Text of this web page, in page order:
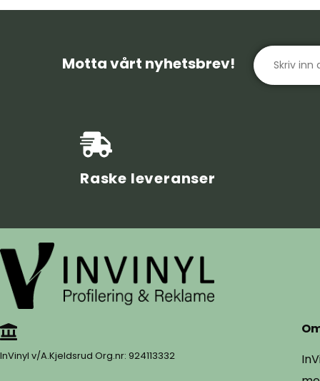
Motta vårt nyhetsbrev!
Raske leveranser
InVinyl v/A.Kjeldsrud Org.nr: 924113332